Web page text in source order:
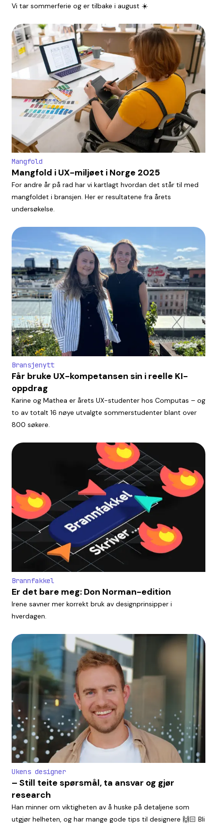
Vi tar sommerferie og er tilbake i august ☀️
Mangfold
Mangfold i UX-miljøet i Norge 2025
For andre år på rad har vi kartlagt hvordan det står til med
mangfoldet i bransjen. Her er resultatene fra årets
undersøkelse.
Bransjenytt
Får bruke UX-kompetansen sin i reelle KI-
oppdrag
Karine og Mathea er årets UX-studenter hos Computas – og
to av totalt 16 nøye utvalgte sommerstudenter blant over
800 søkere.
Brannfakkel
Er det bare meg: Don Norman-edition
Irene savner mer korrekt bruk av designprinsipper i
hverdagen.
Ukens designer
– Still teite spørsmål, ta ansvar og gjør
research
Han minner om viktigheten av å huske på detaljene som
utgjør helheten, og har mange gode tips til designere 🙌🏻 Bli